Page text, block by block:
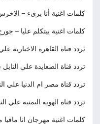
كلمات اغنية أنا بريء –
كلمات اغنية بيتكلم عليا –
تردد قناة القاهرة الاخبارية
تردد قناة الصعايدة علي
تردد قناة مصر ام الدنيا علي
تردد قناه الهويه اليمنيه علي
كلمات اغنية مهرجان انا